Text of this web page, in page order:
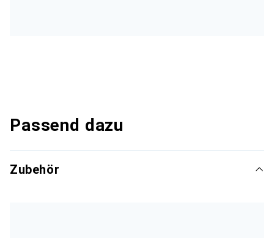
Passend dazu
Zubehör